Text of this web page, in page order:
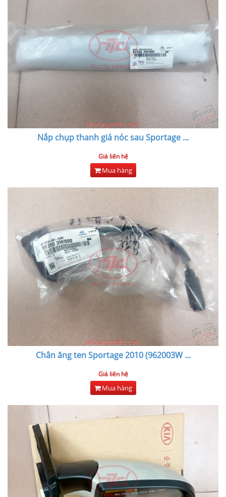
Nắp chụp thanh giá nóc sau Sportage ...
Giá liên hệ
Mua hàng
Chân ăng ten Sportage 2010 (962003W...
Giá liên hệ
Mua hàng